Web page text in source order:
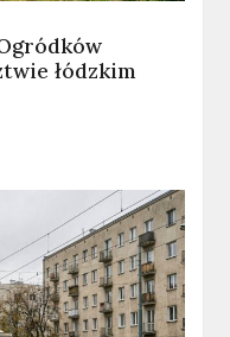
łódzkim